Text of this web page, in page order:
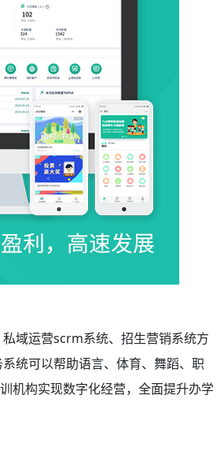
域运营scrm系统、招生营销系统方
统可以帮助语言、体育、舞蹈、职
机构实现数字化经营，全面提升办学